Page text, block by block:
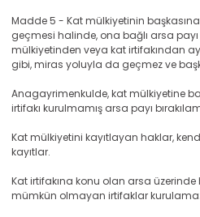
Madde 5 - Kat mülkiyetinin
geçmesi halinde, ona bağlı arsa
mülkiyetinden veya kat irtifakından
gibi, miras yoluyla da geçmez ve
Anagayrimenkulde, kat mülkiyetine
irtifakı kurulmamış arsa payı
Kat mülkiyetini kayıtlayan haklar,
kayıtlar.
Kat irtifakına konu olan arsa
mümkün olmayan irtifaklar